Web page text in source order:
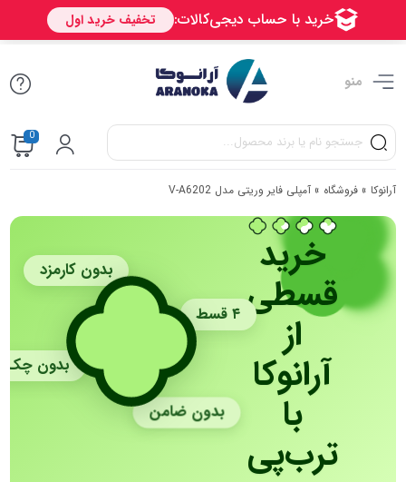
منو
0
آرانوکا »فروشگاه »آمپلی فایر وریتی مدل V-A6202
خرید
قسطی
از
آرانوکا
با
ترب‌پی
بدون کارمزد
۴ قسط
بدون چک
بدون ضامن